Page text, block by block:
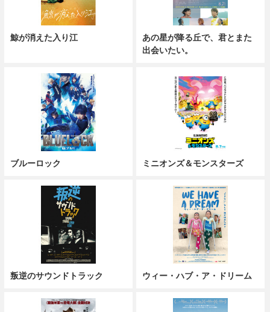
鯨が消えた入り江
あの星が降る丘で、君とまた
出会いたい。
ブルーロック ミニオンズ＆モンスターズ
叛逆のサウンドトラック ウィー・ハブ・ア・ドリーム